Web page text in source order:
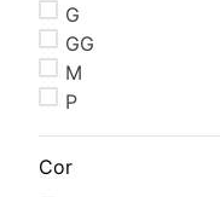
G
GG
M
P
Cor